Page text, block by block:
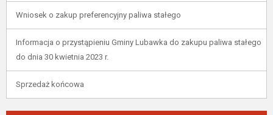
Wniosek o zakup preferencyjny paliwa stałego
Informacja o przystąpieniu Gminy Lubawka do zakupu paliwa stałego
do dnia 30 kwietnia 2023 r.
Sprzedaż końcowa